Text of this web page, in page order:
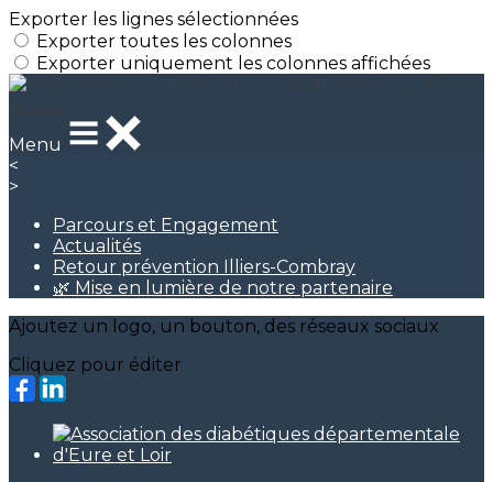
Exporter les lignes sélectionnées
Exporter toutes les colonnes
Exporter uniquement les colonnes affichées
Menu
<
>
Parcours et Engagement
Actualités
Retour prévention Illiers-Combray
🌿 Mise en lumière de notre partenaire
Ajoutez un logo, un bouton, des réseaux sociaux
Cliquez pour éditer